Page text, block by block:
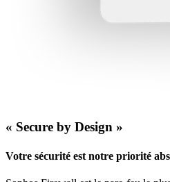
« Secure by Design »
Votre sécurité est notre priorité